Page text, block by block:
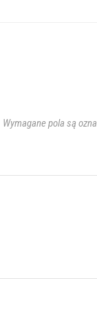
Wymagane pola są